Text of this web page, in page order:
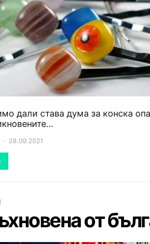
дали става дума за конска
28.09.2021
от